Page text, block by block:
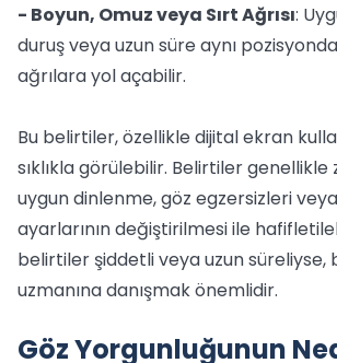
- Boyun, Omuz veya Sırt Ağrısı:
duruş veya uzun süre aynı
ağrılara yol açabilir.
Bu belirtiler, özellikle dijital ekran
sıklıkla görülebilir. Belirtiler genellikle
uygun dinlenme, göz egzersizleri
ayarlarının değiştirilmesi ile
belirtiler şiddetli veya uzun süreliyse,
uzmanına danışmak önemlidir.
Göz Yorgunluğunun